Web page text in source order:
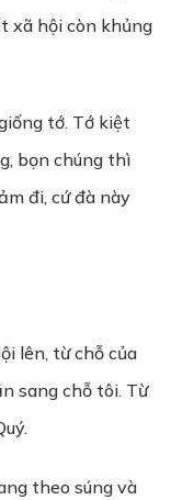
xã hội còn khủng
tớ. Tớ kiệt
bọn chúng thì
đi, cứ đà này
lên, từ chỗ của
sang chỗ tôi. Từ
theo súng và